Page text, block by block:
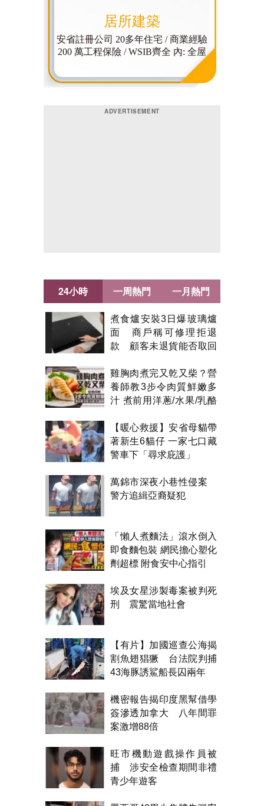
24小時
煮食爐安裝3日爆玻璃爐
面 商戶稱可修理拒退
款 顧客未退貨能否取回
雞胸肉煮完又乾又柴？營
養師教3步令肉質鮮嫩多
汁 煮前用洋蔥/水果/乳酪
【暖心救援】安省母貓帶
著新生6貓仔 一家七口藏
警車下「尋求庇護」
萬錦市深夜小巷性侵案
警方追緝亞裔疑犯
「懶人煮麵法」滾水倒入
即食麵包裝 網民擔心塑化
劑超標 附食安中心指引
埃及女星涉製毒案被判死
刑 震驚當地社會
【有片】加國巡查公海揭
割魚翅猖獗 台法院判捕
43海豚誘鯊船長囚兩年
機密報告揭印度黑幫借學
簽滲透加拿大 八年間罪
案激增88倍
旺市機動遊戲操作員被
捕 涉安全檢查期間非禮
青少年遊客
一周熱門 一月熱門